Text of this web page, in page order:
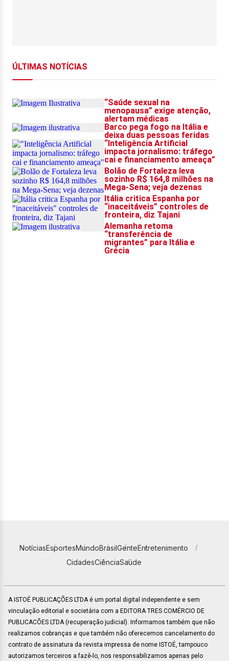
NotíciasEsportesMundoBrasilGenteEntretenimento
CidadesCiênciaSaúde
A ISTOÉ PUBLICAÇÕES LTDA é um portal digital independente e sem
vinculação editorial e societária com a EDITORA TRES COMÉRCIO DE
PUBLICACÕES LTDA (recuperação judicial). Informamos também que não
realizamos cobranças e que também não oferecemos cancelamento do
contrato de assinatura da revista impressa de nome ISTOÉ, tampouco
autorizamos terceiros a fazê-lo, nos responsabilizamos apenas pelo